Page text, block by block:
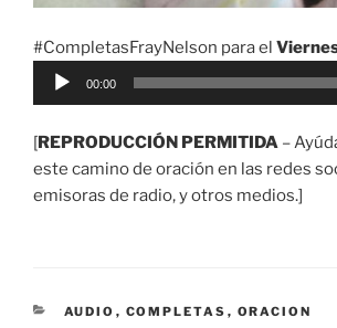
#CompletasFrayNelson para el
Reproductor
00:00
[REPRODUCCIÓN PERMITIDA –
este camino de oración en las redes
emisoras de radio, y otros medios.]
CATEGORÍAS
AUDIO , COMPLETAS , ORACION